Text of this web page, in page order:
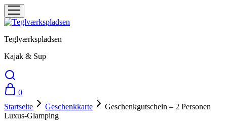
Teglværkspladsen
Kajak & Sup
0
Startseite
Geschenkkarte
Geschenkgutschein – 2 Personen
Luxus-Glamping